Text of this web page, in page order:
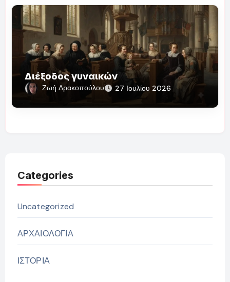
Διέξοδος γυναικών
Ζωή Δρακοπούλου 27 Ιουλίου 2026
Categories
Uncategorized
ΑΡΧΑΙΟΛΟΓΙΑ
ΙΣΤΟΡΙΑ